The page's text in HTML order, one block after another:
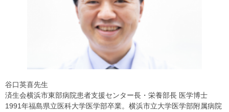
谷口英喜先生
済生会横浜市東部病院患者支援センター長・栄養部長 医学博士
1991年福島県立医科大学医学部卒業。横浜市立大学医学部附属病院